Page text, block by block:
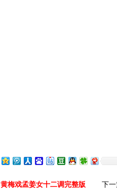
黄梅戏孟姜女十二调完整版 下一